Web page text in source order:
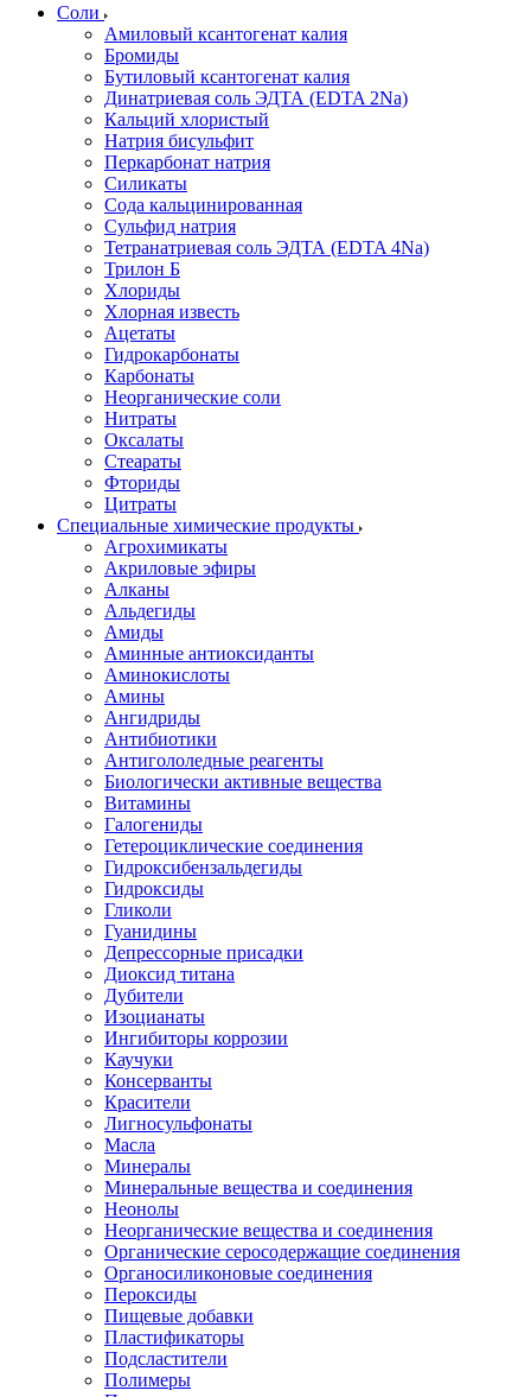
Соли
Амиловый ксантогенат калия
Бромиды
Бутиловый ксантогенат калия
Динатриевая соль ЭДТА (EDTA 2Na)
Кальций хлористый
Натрия бисульфит
Перкарбонат натрия
Силикаты
Сода кальцинированная
Сульфид натрия
Тетранатриевая соль ЭДТА (EDTA 4Na)
Трилон Б
Хлориды
Хлорная известь
Ацетаты
Гидрокарбонаты
Карбонаты
Неорганические соли
Нитраты
Оксалаты
Стеараты
Фториды
Цитраты
Специальные химические продукты
Агрохимикаты
Акриловые эфиры
Алканы
Альдегиды
Амиды
Аминные антиоксиданты
Аминокислоты
Амины
Ангидриды
Антибиотики
Антигололедные реагенты
Биологически активные вещества
Витамины
Галогениды
Гетероциклические соединения
Гидроксибензальдегиды
Гидроксиды
Гликоли
Гуанидины
Депрессорные присадки
Диоксид титана
Дубители
Изоцианаты
Ингибиторы коррозии
Каучуки
Консерванты
Красители
Лигносульфонаты
Масла
Минералы
Минеральные вещества и соединения
Неонолы
Неорганические вещества и соединения
Органические серосодержащие соединения
Органосиликоновые соединения
Пероксиды
Пищевые добавки
Пластификаторы
Подсластители
Полимеры